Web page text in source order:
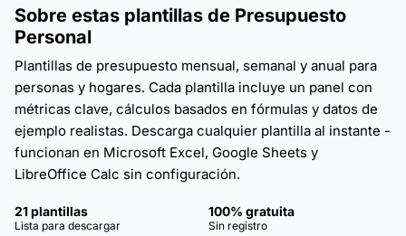
Sobre estas plantillas de Presupuesto
Personal
Plantillas de presupuesto mensual, semanal y anual para
personas y hogares. Cada plantilla incluye un panel con
métricas clave, cálculos basados en fórmulas y datos de
ejemplo realistas. Descarga cualquier plantilla al instante -
funcionan en Microsoft Excel, Google Sheets y
LibreOffice Calc sin configuración.
21 plantillas
Lista para descargar
100% gratuita
Sin registro